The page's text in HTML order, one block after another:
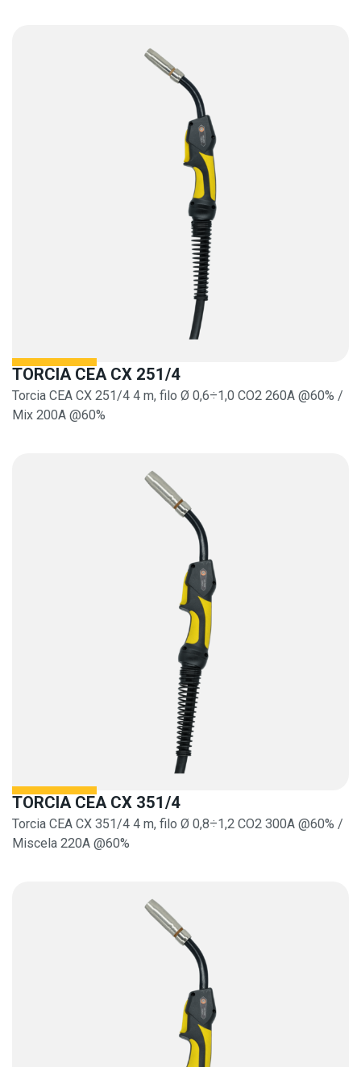
TORCIA CEA CX 251/4
Torcia CEA CX 251/4 4 m, filo Ø 0,6÷1,0 CO2 260A @60% /
Mix 200A @60%
TORCIA CEA CX 351/4
Torcia CEA CX 351/4 4 m, filo Ø 0,8÷1,2 CO2 300A @60% /
Miscela 220A @60%